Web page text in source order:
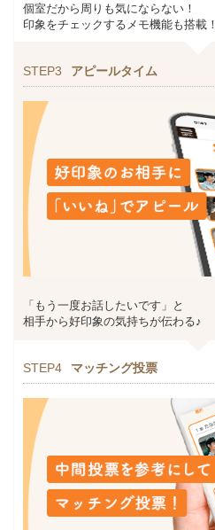
個室だから周りも気にならない！
印象をチェックするメモ機能も搭載！
STEP3 アピールタイム
「もう一度お話したいです」と
相手から好印象の気持ちが伝わる♪
STEP4 マッチング投票